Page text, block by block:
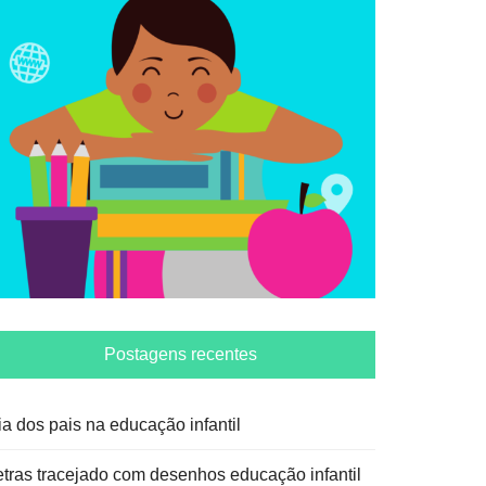
Postagens recentes
dos pais na educação infantil
tracejado com desenhos educação infantil